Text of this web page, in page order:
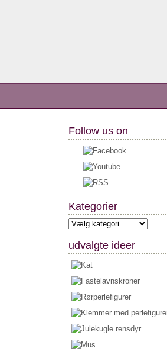
Follow us on
Kategorier
Kategorier
udvalgte ideer